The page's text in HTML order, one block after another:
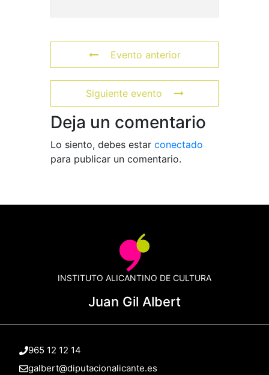
Evento anterior
Siguiente evento
Deja un comentario
Lo siento, debes estar conectado
para publicar un comentario.
INSTITUTO ALICANTINO DE CULTURA
Juan Gil Albert
965 12 12 14
galbert@diputacionalicante.es